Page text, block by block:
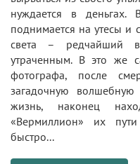
нуждается в
поднимается на утесы и
света – редчайший
утраченным. В это же
фотографа, после
загадочную
жизнь, наконец
«Вермиллион» их
быстро...